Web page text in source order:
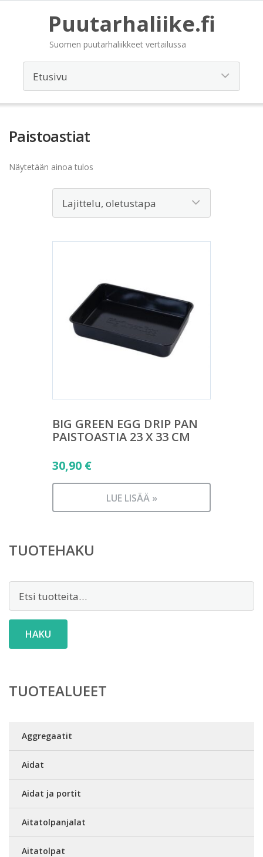
Puutarhaliike.fi
Suomen puutarhaliikkeet vertailussa
Paistoastiat
Näytetään ainoa tulos
BIG GREEN EGG DRIP PAN
PAISTOASTIA 23 X 33 CM
30,90 €
LUE LISÄÄ »
TUOTEHAKU
HAKU
TUOTEALUEET
Aggregaatit
Aidat
Aidat ja portit
Aitatolpanjalat
Aitatolpat